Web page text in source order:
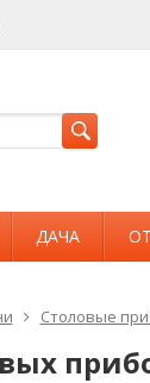
ДАЧА
Столовые